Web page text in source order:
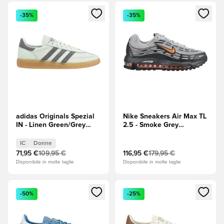
Apre una finestra modale per accedere o registrarsi come
-35%
adidas Originals Spezial
IN - Linen Green/Grey
(Bianco) Donna
IC Donne
71,95 €109,95 €
Disponibile in molte taglie
Apre una finestra modale
-35%
Nike Sneakers Air Max TL
2.5 - Smoke Grey
metallizzato
116,95 €179,95 €
Disponibile in molte taglie
Apre una finestra modale per accedere o registrarsi come
-50%
Apre una finestra modale
-25%